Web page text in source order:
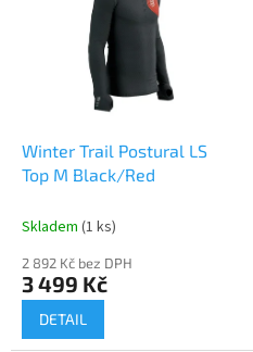
Winter Trail Postural LS
Top M Black/Red
Skladem (1 ks)
2 892 Kč bez DPH
3 499 Kč
DETAIL